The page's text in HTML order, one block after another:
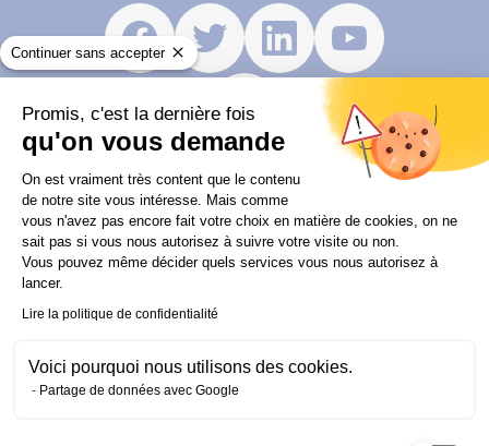
Continuer sans accepter
Promis, c'est la dernière fois
qu'on vous demande
Plateforme de Gestion du
On est vraiment très content que le contenu
de notre site vous intéresse. Mais comme
vous n'avez pas encore fait votre choix en matière de cookies, on ne
sait pas si vous nous autorisez à suivre votre visite ou non.
Vous pouvez même décider quels services vous nous autorisez à
lancer.
Lire la politique de confidentialité
Voici pourquoi nous utilisons des cookies.
Partage de données avec Google
Facebook
(nouvelle
fenêtre)
Twitter
(nouvelle
fenêtre)
Linkedin
(nouvelle
fenêtre)
Youtube
fenêtre)
Instagram
(nouvelle
fenêtre)
Autres articles qui pourraient
vous intéresser